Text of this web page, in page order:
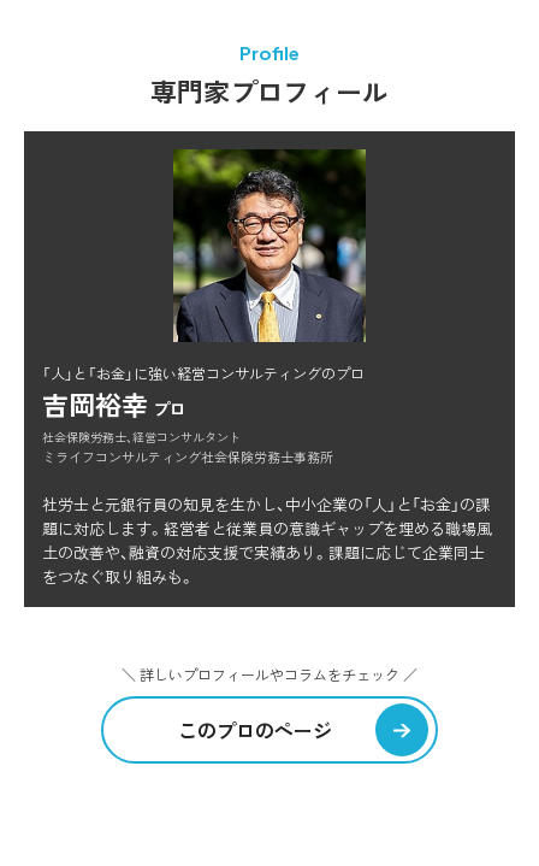
Profile
専門家プロフィール
「人」と「お金」に強い経営コンサルティングのプロ
吉岡裕幸 プロ
社会保険労務士、経営コンサルタント
ミライフコンサルティング社会保険労務士事務所
社労士と元銀行員の知見を生かし、中小企業の「人」と「お金」の課
題に対応します。経営者と従業員の意識ギャップを埋める職場風
土の改善や、融資の対応支援で実績あり。課題に応じて企業同士
をつなぐ取り組みも。
＼ 詳しいプロフィールやコラムをチェック ／
このプロのページ